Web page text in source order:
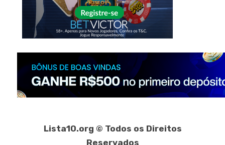
Lista10.org © Todos os Direitos
Reservados